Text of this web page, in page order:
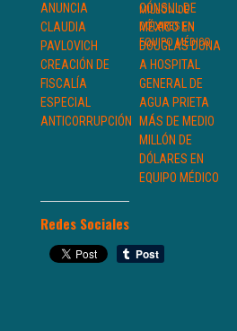
ANUNCIA
CLAUDIA
PAVLOVICH
CREACIÓN DE
FISCALÍA
ESPECIAL
ANTICORRUPCIÓN
CÓNSUL DE
MÉXICO EN
DOUGLAS DONA
A HOSPITAL
GENERAL DE
AGUA PRIETA
MÁS DE MEDIO
MILLÓN DE
DÓLARES EN
EQUIPO MÉDICO
Redes Sociales